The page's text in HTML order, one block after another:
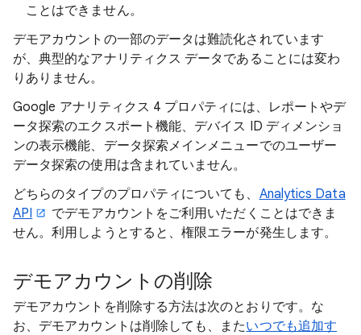
ことはできません。
デモアカウントの一部のデータは難読化されています
が、典型的なアナリティクス データであることには変わ
りありません。
Google アナリティクス 4 プロパティには、レポートやデ
ータ探索のエクスポート機能、デバイス ID ディメンショ
ンの表示機能、データ探索メインメニューでのユーザー
データ探索の使用は含まれていません。
どちらのタイプのプロパティについても、 Analytics Data
API
でデモアカウントをご利用いただくことはできま
せん。利用しようとすると、権限エラーが発生します。
デモアカウントの削除
デモアカウントを削除する方法は次のとおりです。な
お、デモアカウントは削除しても、またいつでも追加す